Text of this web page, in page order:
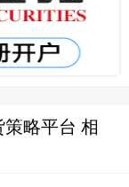
略平台 相